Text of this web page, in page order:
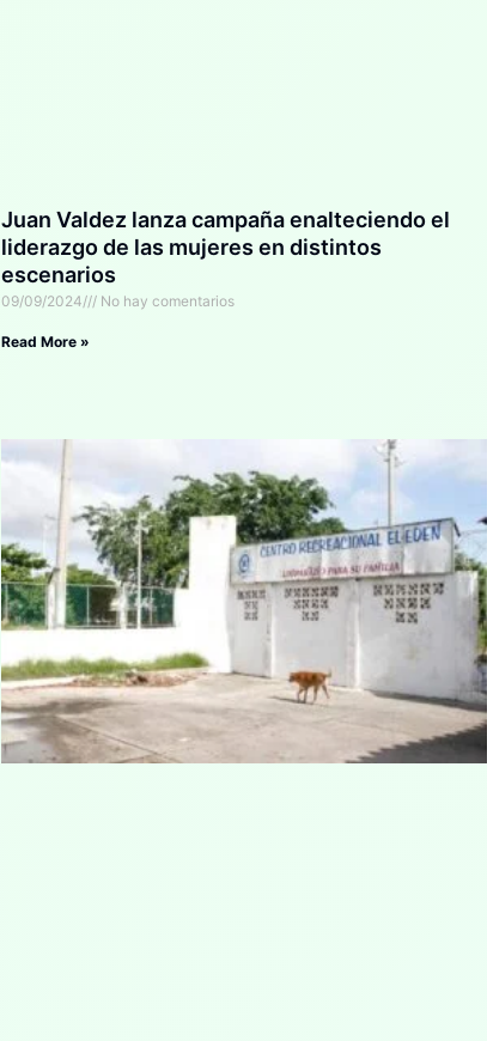
Juan Valdez lanza campaña enalteciendo el
liderazgo de las mujeres en distintos
escenarios
09/09/2024 No hay comentarios
Read More »